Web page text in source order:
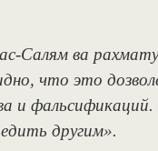
Салям ва
что это
и
другим».